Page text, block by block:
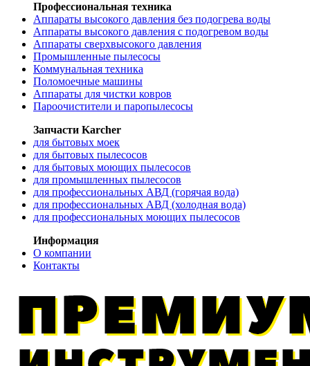
Профессиональная техника
Аппараты высокого давления без подогрева воды
Аппараты высокого давления с подогревом воды
Аппараты сверхвысокого давления
Промышленные пылесосы
Коммунальная техника
Поломоечные машины
Аппараты для чистки ковров
Пароочистители и паропылесосы
Запчасти Karcher
для бытовых моек
для бытовых пылесосов
для бытовых моющих пылесосов
для промышленных пылесосов
для профессиональных АВД (горячая вода)
для профессиональных АВД (холодная вода)
для профессиональных моющих пылесосов
Информация
О компании
Контакты